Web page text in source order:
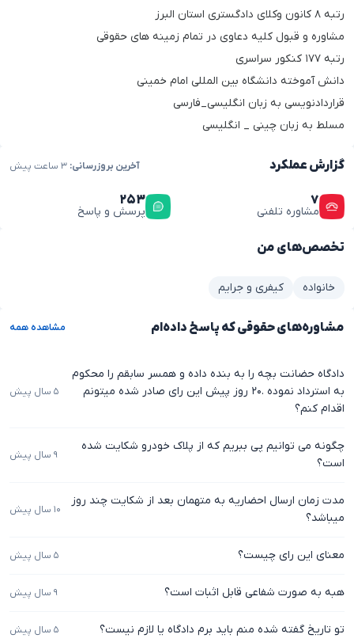
رتبه ۸ کانون وکلای دادگستری استان البرز
مشاوره و قبول کلیه دعاوی در تمام زمینه های حقوقی
رتبه ۱۷۷ کنکور سراسری
دانش آموخته دانشگاه بین المللی امام خمینی
قراردادنویسی به زبان انگلیسی_فارسی
مسلط به زبان چینی _ انگلیسی
گزارش عملکرد آخرین بروزرسانی:
۷
مشاوره تلفنی
۲۵۳
پرسش و پاسخ
تخصص‌های من
خانواده کیفری و جرایم
مشاوره‌های حقوقی که پاسخ داده‌ام مشاهده همه
دادگاه حضانت بچه را به بنده داده و همسر سابقم را محکوم
به استرداد نموده .۲۰ روز پیش این رای صادر شده میتونم
اقدام کنم؟
۵ سال پیش
چگونه می توانیم پی ببریم که از پلاک خودرو شکایت شده
است؟
۹ سال پیش
مدت زمان ارسال احضاریه به متهمان بعد از شکایت چند روز
میباشد؟
۱۰ سال پیش
معنای این رای چیست؟ ۵ سال پیش
هبه به صورت شفاعی قابل اثبات است؟ ۹ سال پیش
تو تاریخ گفته شده منم باید برم دادگاه یا لازم نیست؟ ۵ سال پیش